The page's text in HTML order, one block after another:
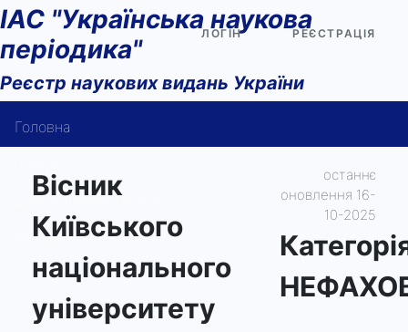
ІАС "Українська наукова
періодика"
Реєстр наукових видань України
ЛОГІН РЕЄСТРАЦІЯ
Головна
Довідка користувача
Контакти
Вісник
Київського
національного
університету
останнє
оновлення 16-
10-2025